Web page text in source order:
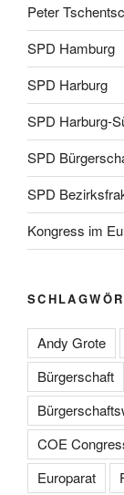
Peter
SPD Hamburg
SPD Harburg
SPD Harburg-
SPD
SPD
Kongress im
Andy Grote
Bürgerschaft
COE
Europarat